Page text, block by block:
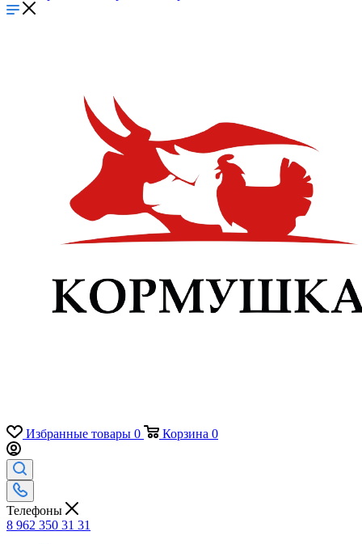
Избранные товары 0 Корзина 0
Телефоны
8 962 350 31 31